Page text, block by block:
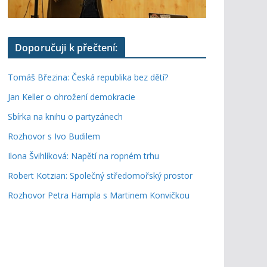
Doporučuji k přečtení:
Tomáš Březina: Česká republika bez dětí?
Jan Keller o ohrožení demokracie
Sbírka na knihu o partyzánech
Rozhovor s Ivo Budilem
Ilona Švihlíková: Napětí na ropném trhu
Robert Kotzian: Společný středomořský prostor
Rozhovor Petra Hampla s Martinem Konvičkou